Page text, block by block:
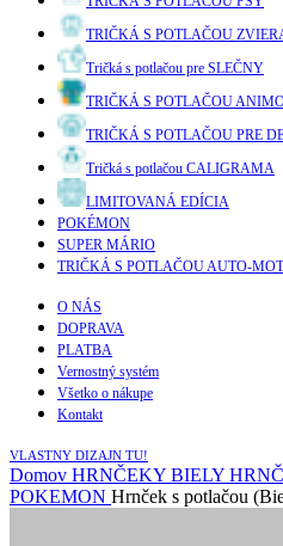
TRIČKÁ S POTLAČOU
Tričká s potlačou pre SLEČNY
TRIČKÁ S POTLAČOU
TRIČKÁ S POTLAČOU PRE
Tričká s potlačou CALIGRAMA
LIMITOVANÁ EDÍCIA
POKÉMON
SUPER MÁRIO
TRIČKÁ S POTLAČOU AUTO-
O NÁS
DOPRAVA
PLATBA
Vernostný systém
Všetko o nákupe
Kontakt
VLASTNY DIZAJN TU!
Domov HRNČEKY BIELY
POKEMON Hrnček s potlačou